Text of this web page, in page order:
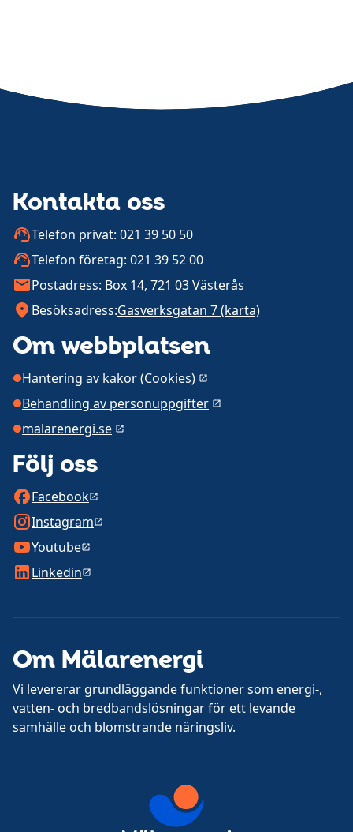
Kontakta oss
Telefon privat: 021 39 50 50
Telefon företag: 021 39 52 00
Postadress: Box 14, 721 03 Västerås
Besöksadress:Gasverksgatan 7 (karta)
Om webbplatsen
Hantering av kakor (Cookies)
Behandling av personuppgifter
malarenergi.se
Följ oss
Facebook
Instagram
Youtube
Linkedin
Om Mälarenergi
Vi levererar grundläggande funktioner som energi-,
vatten- och bredbandslösningar för ett levande
samhälle och blomstrande näringsliv.